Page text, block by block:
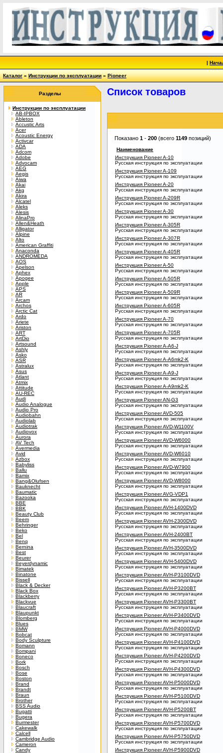
|
Каталог»Инструкции по эксплуатации»Pioneer
Разделы
Инструкции по эксплуатации
AB-IPBOX
Ableton
Accustic Arts
Acer
Acoustic Energy
Activcar
ADA
Adcom
Adobe
Advocam
AEG
Aegis
Aiwa
Akai
Akg
Akira
Alcatel
Aleks
Alesis
AlinaPro
Allen&Heath
Alligator
Alpine
Alto
American Graffiti
Anaconda
ANDROMEDA
AOS
Apelson
Aphex
Apogee
Apple
APS
AR
Arcam
Archos
Arctic Cat
Ardo
Ariete
Ariston
ART
ArtDio
Artsound
Ashly
Asko
ASR
Astralux
Asus
Atlant
Atmix
Attitude
AU-REC
Audi
Audio Analogue
Audio Pro
Audiobahn
Audiolab
Audiotrak
Audiovox
Aurora
AV Tech
Avermedia
Avid
Azbox
Babyliss
Ballu
Bamix
Bang&Olufsen
Bauknecht
Baumatic
Bazooka
BBE
BBK
Beauty Club
Beem
Behringer
Beko
Bel
Benq
Bernina
Best
Beurer
Beyerdynamic
Bimatek
Binatone
Bissell
Black & Decker
Black Box
Blackberry
Blackvue
Blaucraft
Blaupunkt
Blomberg
Blues
BMW
Bobcat
Body Sculpture
Bomann
Bompani
Boneco
Bork
Bosch
Bose
Boston
Brand
Brandt
Braun
Brother
BSS Audio
Bugatti
Bugera
Burmester
Cakewalk
Calcell
Cambridge Audio
Cameron
Candy
Список товаров
Показано 1 - 200 (всего 1149 позиций)
Наименование
Инструкция Pioneer A-10
Русская инструкция по эксплуатации
Инструкция Pioneer A-109
Русская инструкция по эксплуатации
Инструкция Pioneer A-20
Русская инструкция по эксплуатации
Инструкция Pioneer A-209R
Русская инструкция по эксплуатации
Инструкция Pioneer A-30
Русская инструкция по эксплуатации
Инструкция Pioneer A-305R
Русская инструкция по эксплуатации
Инструкция Pioneer A-307R
Русская инструкция по эксплуатации
Инструкция Pioneer A-405R
Русская инструкция по эксплуатации
Инструкция Pioneer A-50
Русская инструкция по эксплуатации
Инструкция Pioneer A-505R
Русская инструкция по эксплуатации
Инструкция Pioneer A-509R
Русская инструкция по эксплуатации
Инструкция Pioneer A-605R
Русская инструкция по эксплуатации
Инструкция Pioneer A-70
Русская инструкция по эксплуатации
Инструкция Pioneer A-705R
Русская инструкция по эксплуатации
Инструкция Pioneer A-A6-J
Русская инструкция по эксплуатации
Инструкция Pioneer A-A6mk2-K
Русская инструкция по эксплуатации
Инструкция Pioneer A-A9-J
Русская инструкция по эксплуатации
Инструкция Pioneer A-A9mk2-K
Русская инструкция по эксплуатации
Инструкция Pioneer AN-G3
Русская инструкция по эксплуатации
Инструкция Pioneer AVD-505
Русская инструкция по эксплуатации
Инструкция Pioneer AVD-W1100V
Русская инструкция по эксплуатации
Инструкция Pioneer AVD-W6000
Русская инструкция по эксплуатации
Инструкция Pioneer AVD-W6010
Русская инструкция по эксплуатации
Инструкция Pioneer AVD-W7900
Русская инструкция по эксплуатации
Инструкция Pioneer AVD-W8000
Русская инструкция по эксплуатации
Инструкция Pioneer AVG-VDP1
Русская инструкция по эксплуатации
Инструкция Pioneer AVH-1400DVD
Русская инструкция по эксплуатации
Инструкция Pioneer AVH-2300DVD
Русская инструкция по эксплуатации
Инструкция Pioneer AVH-2400BT
Русская инструкция по эксплуатации
Инструкция Pioneer AVH-3500DVD
Русская инструкция по эксплуатации
Инструкция Pioneer AVH-5400DVD
Русская инструкция по эксплуатации
Инструкция Pioneer AVH-P3100DVD
Русская инструкция по эксплуатации
Инструкция Pioneer AVH-P3200BT
Русская инструкция по эксплуатации
Инструкция Pioneer AVH-P3300BT
Русская инструкция по эксплуатации
Инструкция Pioneer AVH-P3400DVD
Русская инструкция по эксплуатации
Инструкция Pioneer AVH-P4000DVD
Русская инструкция по эксплуатации
Инструкция Pioneer AVH-P4100DVD
Русская инструкция по эксплуатации
Инструкция Pioneer AVH-P4200DVD
Русская инструкция по эксплуатации
Инструкция Pioneer AVH-P4300DVD
Русская инструкция по эксплуатации
Инструкция Pioneer AVH-P5000DVD
Русская инструкция по эксплуатации
Инструкция Pioneer AVH-P5100DVD
Русская инструкция по эксплуатации
Инструкция Pioneer AVH-P5200BT
Русская инструкция по эксплуатации
Инструкция Pioneer AVH-P5700DVD
Русская инструкция по эксплуатации
Инструкция Pioneer AVH-P5750DVD
Русская инструкция по эксплуатации
Инструкция Pioneer AVH-P5900DVD